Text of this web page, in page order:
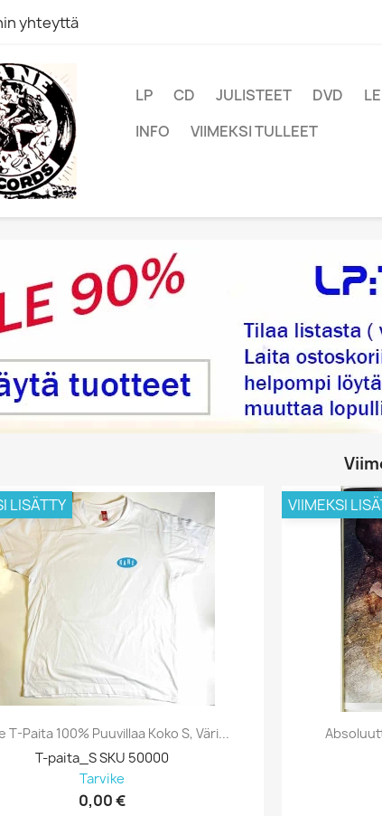
yhteyttä
LP CD JULISTEET DVD
INFO
VIIMEKSI TULLEET
T-Paita 100% Puuvillaa Koko S, Väri...
T-paita_S SKU 50000
Tarvike
0,00 €
LISÄTTY VIIMEKSI